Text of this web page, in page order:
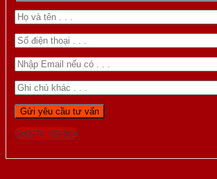
Gọi 0976.169.864